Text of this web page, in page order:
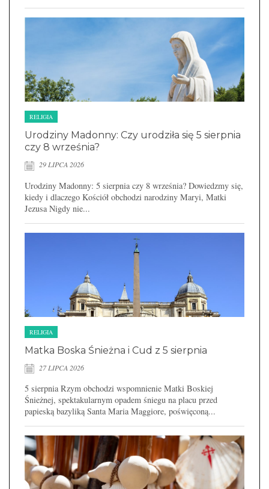
RELIGIA
Urodziny Madonny: Czy urodziła się 5 sierpnia
czy 8 września?
29 LIPCA 2026
Urodziny Madonny: 5 sierpnia czy 8 września? Dowiedzmy się,
kiedy i dlaczego Kościół obchodzi narodziny Maryi, Matki
Jezusa Nigdy nie...
RELIGIA
Matka Boska Śnieżna i Cud z 5 sierpnia
27 LIPCA 2026
5 sierpnia Rzym obchodzi wspomnienie Matki Boskiej
Śnieżnej, spektakularnym opadem śniegu na placu przed
papieską bazyliką Santa Maria Maggiore, poświęconą...